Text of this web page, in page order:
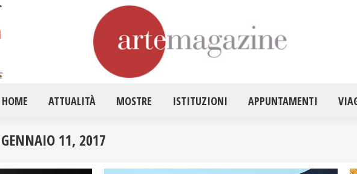
HOME ATTUALITÀ MOSTRE ISTITUZIONI APPUNTAMENTI
GENNAIO 11, 2017
HOME